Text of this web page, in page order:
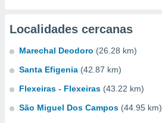
Localidades cercanas
Marechal Deodoro (26.28 km)
Santa Efigenia (42.87 km)
Flexeiras - Flexeiras (43.22 km)
São Miguel Dos Campos (44.95 km)